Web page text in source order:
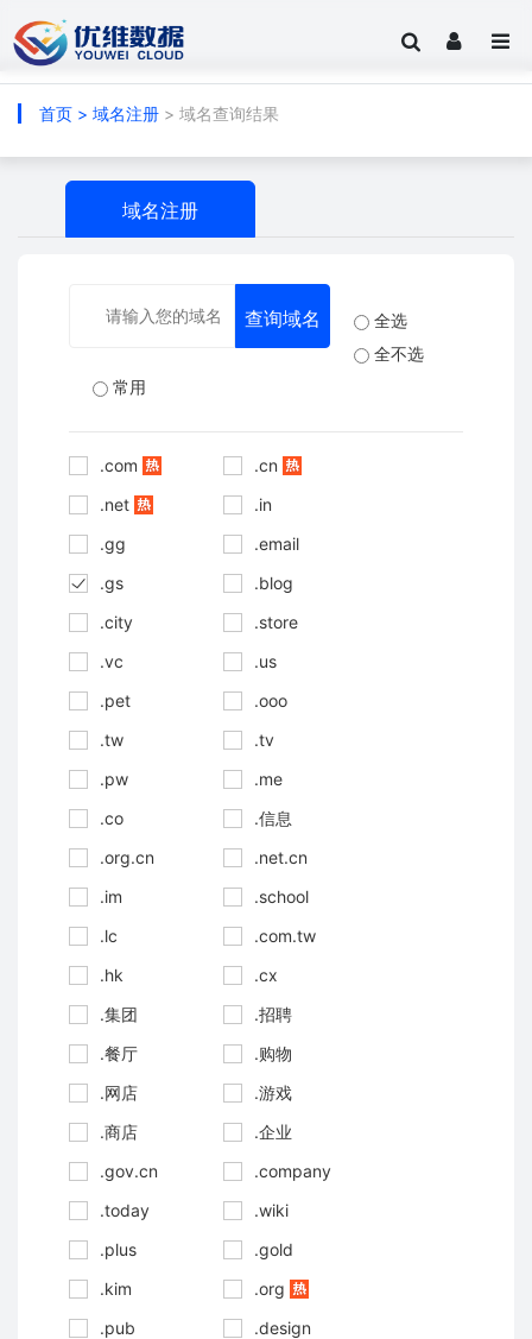
首页 > 域名注册 > 域名查询结果
域名注册
全选
全不选
常用
.com
.cn
.net
.in
.gg
.email
.gs
.blog
.city
.store
.vc
.us
.pet
.ooo
.tw
.tv
.pw
.me
.co
.信息
.org.cn
.net.cn
.im
.school
.lc
.com.tw
.hk
.cx
.集团
.招聘
.餐厅
.购物
.网店
.游戏
.商店
.企业
.gov.cn
.company
.today
.wiki
.plus
.gold
.kim
.org
.pub
.design